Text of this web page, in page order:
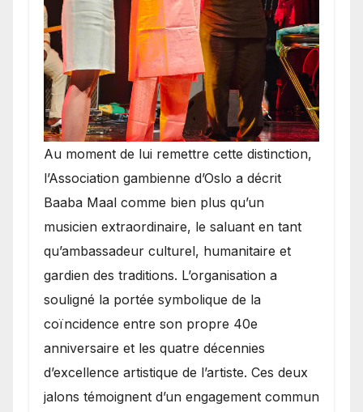
​Au moment de lui remettre cette distinction,
l’Association gambienne d’Oslo a décrit
Baaba Maal comme bien plus qu’un
musicien extraordinaire, le saluant en tant
qu’ambassadeur culturel, humanitaire et
gardien des traditions. L’organisation a
souligné la portée symbolique de la
coïncidence entre son propre 40e
anniversaire et les quatre décennies
d’excellence artistique de l’artiste. Ces deux
jalons témoignent d’un engagement commun